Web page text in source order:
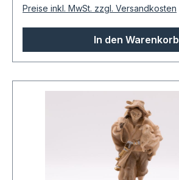
Preise inkl. MwSt. zzgl. Versandkosten
In den Warenkorb